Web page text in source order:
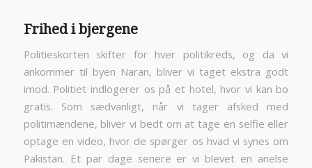
Frihed i bjergene
Politieskorten skifter for hver politikreds, og da vi
ankommer til byen Naran, bliver vi taget ekstra godt
imod. Politiet indlogerer os på et hotel, hvor vi kan bo
gratis. Som sædvanligt, når vi tager afsked med
politimændene, bliver vi bedt om at tage en selfie eller
optage en video, hvor de spørger os hvad vi synes om
Pakistan. Et par dage senere er vi blevet en anelse